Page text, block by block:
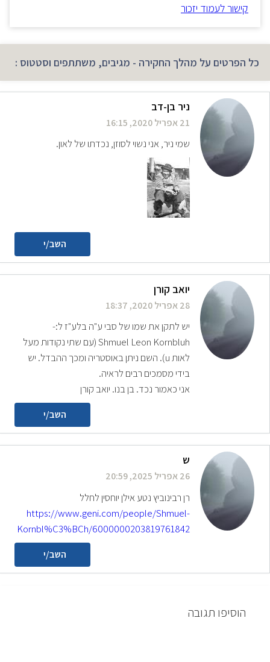
קישור לעמוד יזכור
כל הפרטים על מהלך החקירה - מגיבים, משתתפים וסטטוס :
ניר בן-דב
21 אפריל 2020, 16:15
שמי ניר, אני נשוי לסוזן, נכדתו של לאון.
השב/י
יואב קורן
28 אפריל 2020, 18:37
יש לתקן את שמו של סבי ע"ה בלע"ז ל:-
Shmuel Leon Kornbluh (עם שתי נקודות מעל
לאות u). השם ניתן באוסטריה ומכך ההבדל. יש
בידי מסמכים רבים לראיה.
אני כאמור נכד. בן בנו. יואב קורן
השב/י
ש
26 אפריל 2025, 20:59
רן רבינוביץ נטע אילן יוחסין לחלל
https://www.geni.com/people/Shmuel-
Kornbl%C3%BCh/6000000203819761842
השב/י
הוסיפו תגובה